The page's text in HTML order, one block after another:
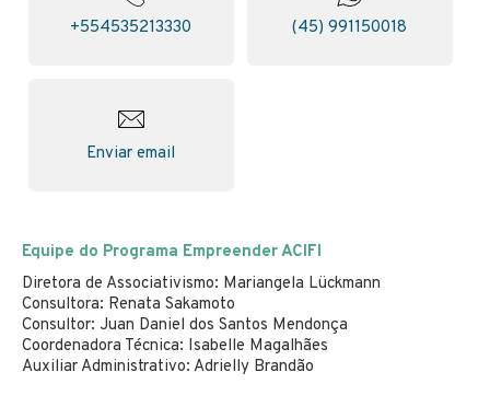
+554535213330 (45) 991150018
Enviar email
Equipe do Programa Empreender ACIFI
Diretora de Associativismo: Mariangela Lückmann
Consultora: Renata Sakamoto
Consultor: Juan Daniel dos Santos Mendonça
Coordenadora Técnica: Isabelle Magalhães
Auxiliar Administrativo: Adrielly Brandão